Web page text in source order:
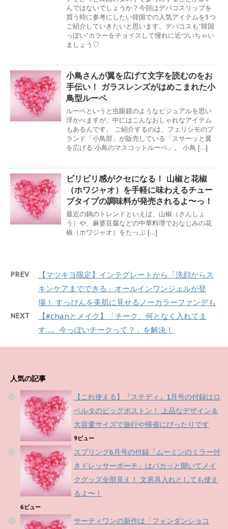
んではないでしょうか？今回はデパコスリップを
買う時に参考にしたい韓国での人気アイテムを3つ
ご紹介していきたいと思います。デパコスも“韓国
っぽい”カラーをチョイスして憧れに近づいちゃい
ましょう♡
小鳥さんが翼を広げて文字を読むのをお
手伝い！ ガラスレンズがはめこまれた小
鳥型ルーペ
ルーペというと虫眼鏡のようなビジュアルを思い
浮かべますが、中にはこんなおしゃれなアイテム
もあるんです。 ご紹介するのは、フェリシモのブ
ランド「小鳥部」が販売している「スサーッと翼
を広げる 小鳥のマスコットルーペ」。 小鳥 […]
ビリビリ感がクセになる！ 山椒と花椒
（ホワジャオ）を手軽に味わえるチュー
ブタイプの調味料が発売されるよ〜っ！
最近の鍋のトレンドといえば、山椒（さんしょ
う）や、麻婆豆腐などの中華料理でおなじみの花
椒（ホワジャオ）をたっぷ […]
PREV
【マツキヨ限定】インテグレートから「洗顔からス
キンケアまでできる」オールインワンジェルが登
場！ すっぴんを美肌に見せるノーカラーファンデも
NEXT
【#chanとメイク】「チーク、何となく入れてま
す…。今っぽいチークって？」を解決！
人気の記事
【これ使える】『ステディ』1月号の付録はロ
ベルタのビッグボストン！ 上品なデザイン＆
大容量サイズで旅行や帰省にぴったりです
9ビュー
スプリング6月号の付録「ムーミンのミラー付
きドレッサーポーチ」はパカッと開いてメイ
クグッズ全部見え！ 文房具入れとしても使え
るよ〜！
6ビュー
サーティワンの新作は「フォンダンショコ